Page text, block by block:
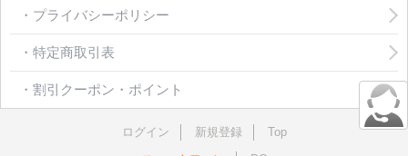
・プライバシーポリシー
・特定商取引表
・割引クーポン・ポイント
ログイン 新規登録
Top